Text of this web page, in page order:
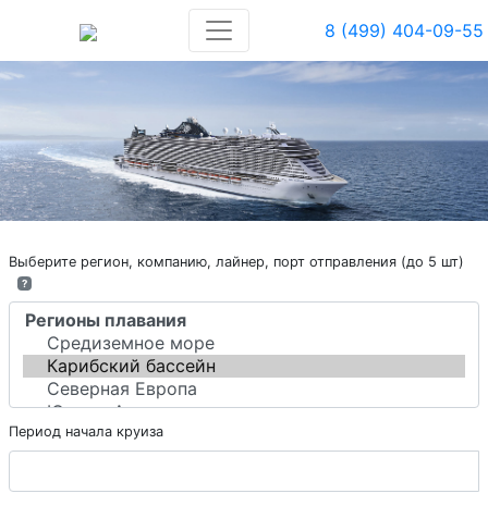
8 (499) 404-09-55
Выберите регион, компанию, лайнер, порт отправления (до 5 шт)
?
Период начала круиза